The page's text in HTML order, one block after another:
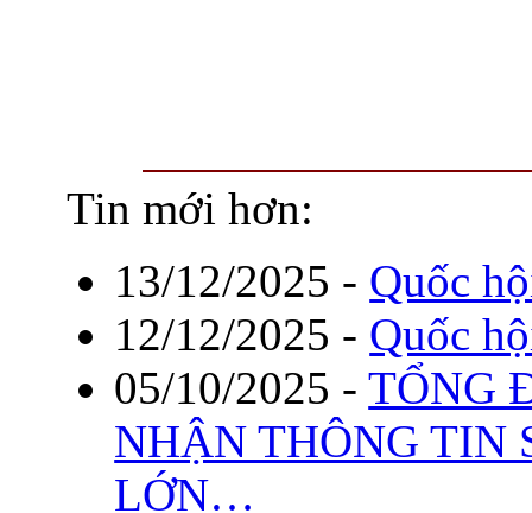
Tin mới hơn:
13/12/2025 - Quốc
12/12/2025 - Quốc
05/10/2025 -TỔNG
NHẬN THÔNG TIN
LỚN…